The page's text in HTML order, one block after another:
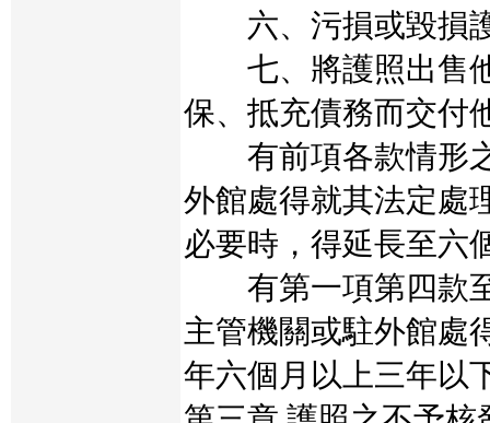
六、污損或毀損
七、將護照出售他
保、抵充債務而交付
有前項各款情形之
外館處得就其法定處
必要時，得延長至六
有第一項第四款至
主管機關或駐外館處
年六個月以上三年以